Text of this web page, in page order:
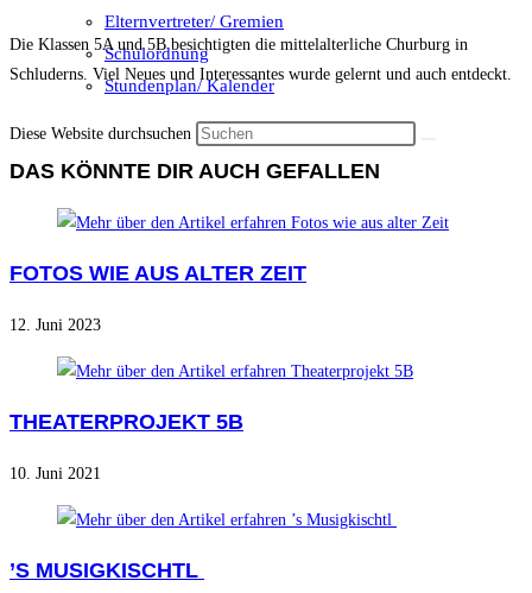
Elternvertreter/ Gremien
Schulordnung
Stundenplan/ Kalender
Diese Website durchsuchen
Die Klassen 5A und 5B besichtigten die mittelalterliche Churburg in
Schluderns. Viel Neues und Interessantes wurde gelernt und auch entdeckt.
DAS KÖNNTE DIR AUCH GEFALLEN
FOTOS WIE AUS ALTER ZEIT
12. Juni 2023
THEATERPROJEKT 5B
10. Juni 2021
’S MUSIGKISCHTL